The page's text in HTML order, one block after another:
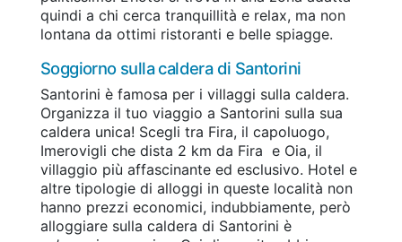
quindi a chi cerca tranquillità e relax, ma non
lontana da ottimi ristoranti e belle spiagge.
Soggiorno sulla caldera di Santorini
Santorini è famosa per i villaggi sulla caldera.
Organizza il tuo viaggio a Santorini sulla sua
caldera unica! Scegli tra Fira, il capoluogo,
Imerovigli che dista 2 km da Fira e Oia, il
villaggio più affascinante ed esclusivo. Hotel e
altre tipologie di alloggi in queste località non
hanno prezzi economici, indubbiamente, però
alloggiare sulla caldera di Santorini è